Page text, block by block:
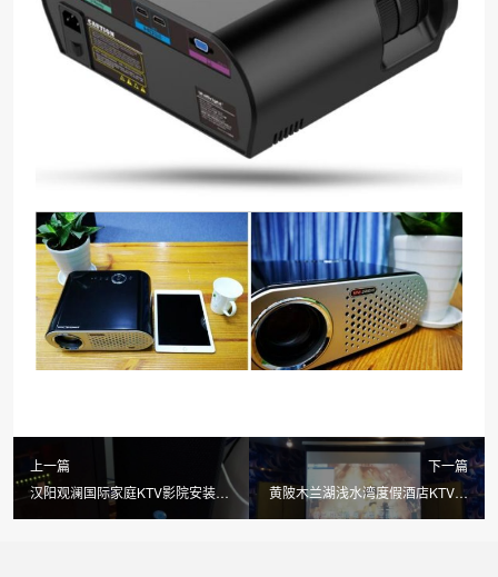
上一篇
汉阳观澜国际家庭KTV影院安装调
下一篇
黄陂木兰湖浅水湾度假酒店KTV影
院音响系统